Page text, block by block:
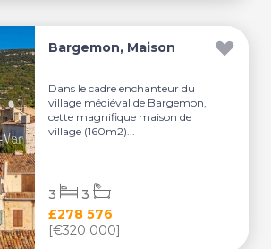
Bargemon, Maison
Dans le cadre enchanteur du
village médiéval de Bargemon,
cette magnifique maison de
village (160m2)...
£278 576
[€320 000]
3 3